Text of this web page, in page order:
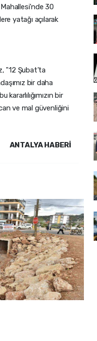
30
yatağı açılarak
"12 Şubat’ta
bir daha
bir
can ve mal güvenliğini
ANTALYA HABERİ